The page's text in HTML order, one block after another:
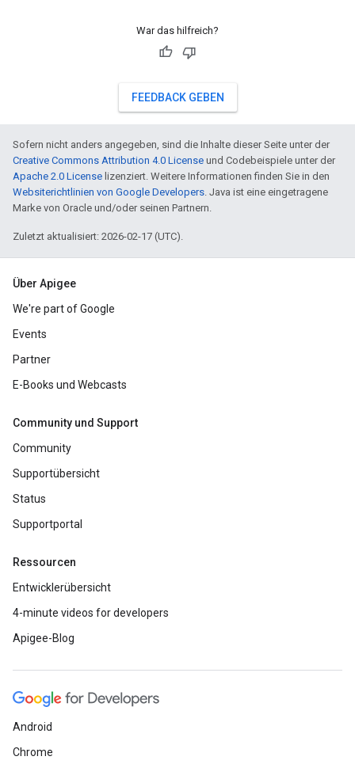
War das hilfreich?
FEEDBACK GEBEN
Sofern nicht anders angegeben, sind die Inhalte dieser Seite unter der
Creative Commons Attribution 4.0 License und Codebeispiele unter der
Apache 2.0 License lizenziert. Weitere Informationen finden Sie in den
Websiterichtlinien von Google Developers . Java ist eine eingetragene
Marke von Oracle und/oder seinen Partnern.
Zuletzt aktualisiert: 2026-02-17 (UTC).
Über Apigee
We're part of Google
Events
Partner
E-Books und Webcasts
Community und Support
Community
Supportübersicht
Status
Supportportal
Ressourcen
Entwicklerübersicht
4-minute videos for developers
Apigee-Blog
Android
Chrome